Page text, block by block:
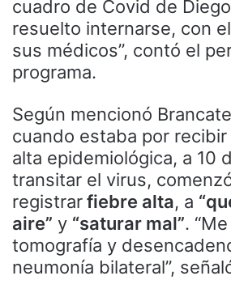
cuadro de Covid de
resuelto internarse, con
sus médicos”, contó el
programa.
Según mencionó
cuando estaba por recibir
alta epidemiológica, a 10
transitar el virus,
registrarfiebre alta, a
aire” y “saturar mal”.
tomografía y
neumonía bilateral”,